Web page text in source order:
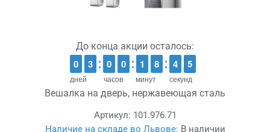
До конца акции осталось:
дней
9
9
0
0 2
2
3
3
часов
9
9
0
0 9
9
0
0
минут
1
1
1
1 7
7
8
8
секунд
5
4
4 4
4
3
Вешалка на дверь, нержавеющая сталь
Артикул: 101.976.71
Наличие на складе во Львове: В наличии